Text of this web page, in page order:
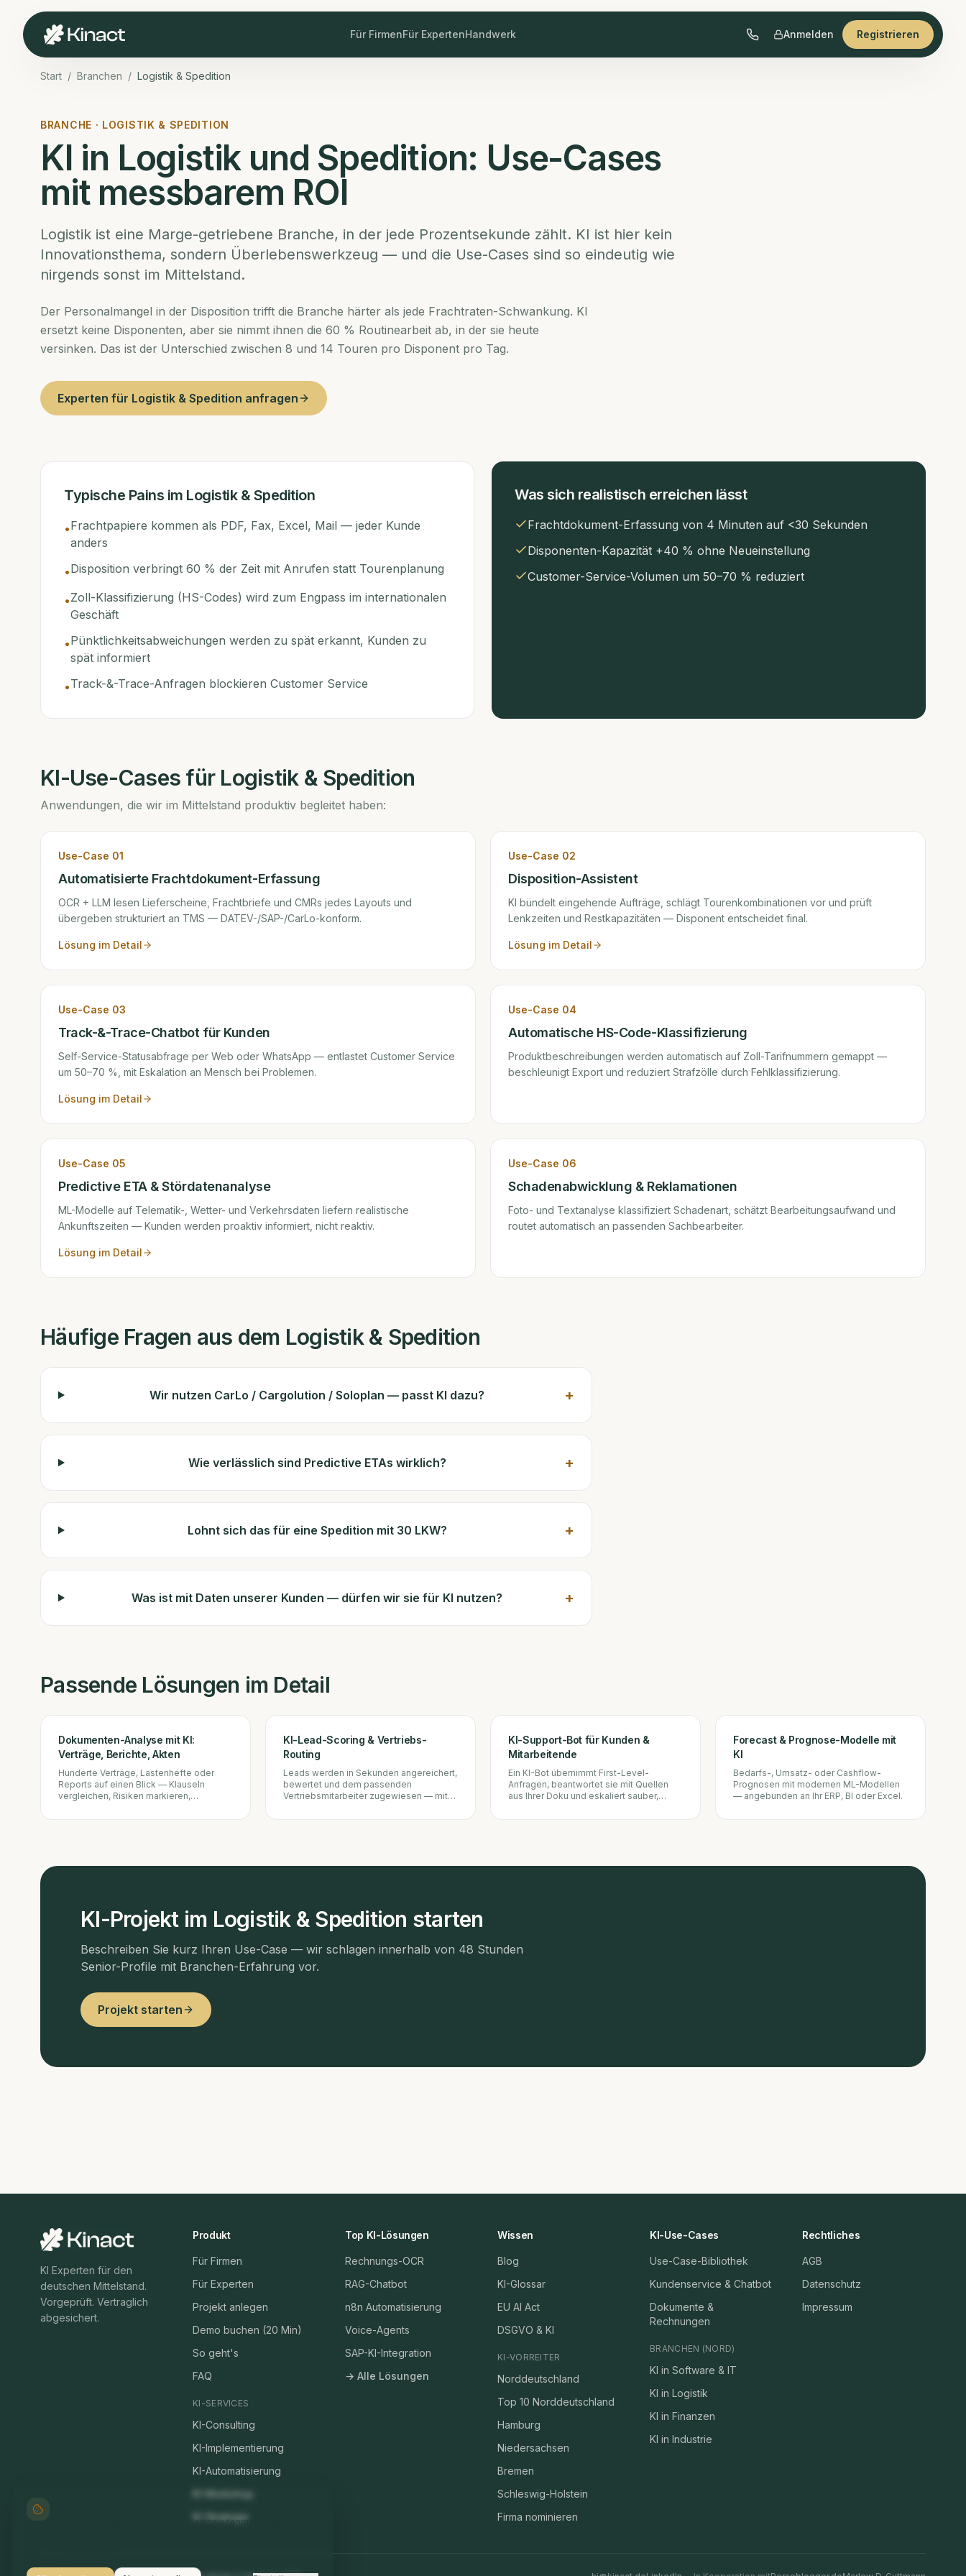
Für FirmenFür ExpertenHandwerk Anmelden Registrieren
Start / Branchen / Logistik & Spedition
BRANCHE · LOGISTIK & SPEDITION
KI in Logistik und Spedition: Use-Cases
mit messbarem ROI
Logistik ist eine Marge-getriebene Branche, in der jede Prozentsekunde zählt. KI ist hier kein
Innovationsthema, sondern Überlebenswerkzeug — und die Use-Cases sind so eindeutig wie
nirgends sonst im Mittelstand.
Der Personalmangel in der Disposition trifft die Branche härter als jede Frachtraten-Schwankung. KI
ersetzt keine Disponenten, aber sie nimmt ihnen die 60 % Routinearbeit ab, in der sie heute
versinken. Das ist der Unterschied zwischen 8 und 14 Touren pro Disponent pro Tag.
Experten für Logistik & Spedition anfragen
Typische Pains im Logistik & Spedition
•Frachtpapiere kommen als PDF, Fax, Excel, Mail — jeder Kunde
anders
•Disposition verbringt 60 % der Zeit mit Anrufen statt Tourenplanung
•Zoll-Klassifizierung (HS-Codes) wird zum Engpass im internationalen
Geschäft
•Pünktlichkeitsabweichungen werden zu spät erkannt, Kunden zu
spät informiert
•Track-&-Trace-Anfragen blockieren Customer Service
Was sich realistisch erreichen lässt
Frachtdokument-Erfassung von 4 Minuten auf <30 Sekunden
Disponenten-Kapazität +40 % ohne Neueinstellung
Customer-Service-Volumen um 50–70 % reduziert
KI-Use-Cases für Logistik & Spedition
Anwendungen, die wir im Mittelstand produktiv begleitet haben:
Use-Case 01
Automatisierte Frachtdokument-Erfassung
OCR + LLM lesen Lieferscheine, Frachtbriefe und CMRs jedes Layouts und
übergeben strukturiert an TMS — DATEV-/SAP-/CarLo-konform.
Lösung im Detail
Use-Case 02
Disposition-Assistent
KI bündelt eingehende Aufträge, schlägt Tourenkombinationen vor und prüft
Lenkzeiten und Restkapazitäten — Disponent entscheidet final.
Lösung im Detail
Use-Case 03
Track-&-Trace-Chatbot für Kunden
Self-Service-Statusabfrage per Web oder WhatsApp — entlastet Customer Service
um 50–70 %, mit Eskalation an Mensch bei Problemen.
Lösung im Detail
Use-Case 04
Automatische HS-Code-Klassifizierung
Produktbeschreibungen werden automatisch auf Zoll-Tarifnummern gemappt —
beschleunigt Export und reduziert Strafzölle durch Fehlklassifizierung.
Use-Case 05
Predictive ETA & Stördatenanalyse
ML-Modelle auf Telematik-, Wetter- und Verkehrsdaten liefern realistische
Ankunftszeiten — Kunden werden proaktiv informiert, nicht reaktiv.
Lösung im Detail
Use-Case 06
Schadenabwicklung & Reklamationen
Foto- und Textanalyse klassifiziert Schadenart, schätzt Bearbeitungsaufwand und
routet automatisch an passenden Sachbearbeiter.
Häufige Fragen aus dem Logistik & Spedition
Wir nutzen CarLo / Cargolution / Soloplan — passt KI dazu? +
Wie verlässlich sind Predictive ETAs wirklich? +
Lohnt sich das für eine Spedition mit 30 LKW? +
Was ist mit Daten unserer Kunden — dürfen wir sie für KI nutzen? +
Passende Lösungen im Detail
Dokumenten-Analyse mit KI:
Verträge, Berichte, Akten
Hunderte Verträge, Lastenhefte oder
Reports auf einen Blick — Klauseln
vergleichen, Risiken markieren,
KI-Lead-Scoring & Vertriebs-
Routing
Leads werden in Sekunden angereichert,
bewertet und dem passenden
Vertriebsmitarbeiter zugewiesen — mit
KI-Support-Bot für Kunden &
Mitarbeitende
Ein KI-Bot übernimmt First-Level-
Anfragen, beantwortet sie mit Quellen
aus Ihrer Doku und eskaliert sauber,
Forecast & Prognose-Modelle mit
KI
Bedarfs-, Umsatz- oder Cashflow-
Prognosen mit modernen ML-Modellen
— angebunden an Ihr ERP, BI oder Excel.
KI-Projekt im Logistik & Spedition starten
Beschreiben Sie kurz Ihren Use-Case — wir schlagen innerhalb von 48 Stunden
Senior-Profile mit Branchen-Erfahrung vor.
Projekt starten
KI Experten für den
deutschen Mittelstand.
Vorgeprüft. Vertraglich
abgesichert.
Produkt
Für Firmen
Für Experten
Projekt anlegen
Demo buchen (20 Min)
So geht's
FAQ
KI-SERVICES
KI-Consulting
KI-Implementierung
KI-Automatisierung
KI-Workshop
KI-Strategie
Top KI-Lösungen
Rechnungs-OCR
RAG-Chatbot
n8n Automatisierung
Voice-Agents
SAP-KI-Integration
→ Alle Lösungen
Wissen
Blog
KI-Glossar
EU AI Act
DSGVO & KI
KI-VORREITER
Norddeutschland
Top 10 Norddeutschland
Hamburg
Niedersachsen
Bremen
Schleswig-Holstein
Firma nominieren
KI-Use-Cases
Use-Case-Bibliothek
Kundenservice & Chatbot
Dokumente &
Rechnungen
BRANCHEN (NORD)
KI in Software & IT
KI in Logistik
KI in Finanzen
KI in Industrie
Rechtliches
AGB
Datenschutz
Impressum
Wir nutzen Cookies für Funktion, Reichweitenmessung und